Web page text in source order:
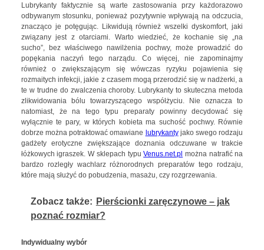
Lubrykanty faktycznie są warte zastosowania przy każdorazowo
odbywanym stosunku, ponieważ pozytywnie wpływają na odczucia,
znacząco je potęgując. Likwidują również wszelki dyskomfort, jaki
związany jest z otarciami. Warto wiedzieć, że kochanie się „na
sucho”, bez właściwego nawilżenia pochwy, może prowadzić do
popękania naczyń tego narządu. Co więcej, nie zapominajmy
również o zwiększającym się wówczas ryzyku pojawienia się
rozmaitych infekcji, jakie z czasem mogą przerodzić się w nadżerki, a
te w trudne do zwalczenia choroby. Lubrykanty to skuteczna metoda
zlikwidowania bólu towarzyszącego współżyciu. Nie oznacza to
natomiast, że na tego typu preparaty powinny decydować się
wyłącznie te pary, w których kobieta ma suchość pochwy. Równie
dobrze można potraktować omawiane lubrykantyjako swego rodzaju
gadżety erotyczne zwiększające doznania odczuwane w trakcie
łóżkowych igraszek. W sklepach typuVenus.net.pl można natrafić na
bardzo rozległy wachlarz różnorodnych preparatów tego rodzaju,
które mają służyć do pobudzenia, masażu, czy rozgrzewania.
Zobacz także: Pierścionki zaręczynowe – jak
poznać rozmiar?
Indywidualny wybór